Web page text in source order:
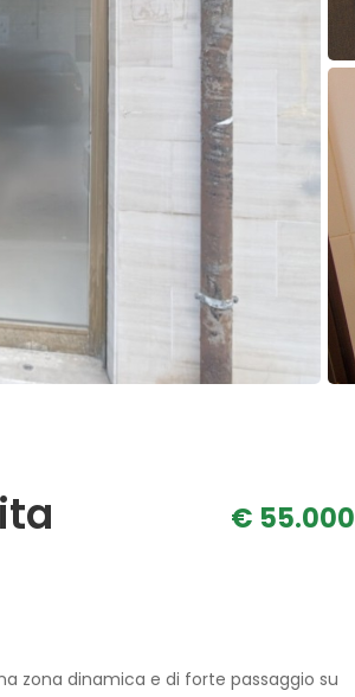
€ 55.000
zona dinamica e di forte passaggio su